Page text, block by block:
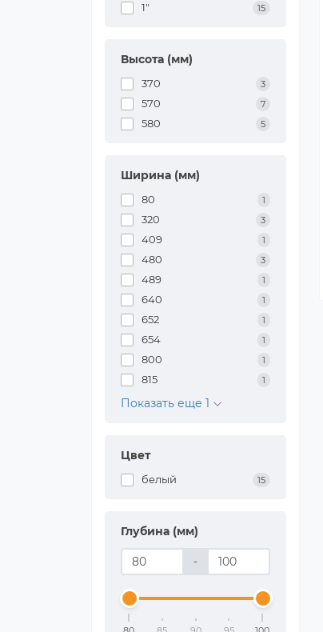
1" 15
Высота (мм)
370 3
570 7
580 5
Ширина (мм)
80 1
320 3
409 1
480 3
489 1
640 1
652 1
654 1
800 1
815 1
Показать еще 1
Цвет
белый 15
Глубина (мм)
-